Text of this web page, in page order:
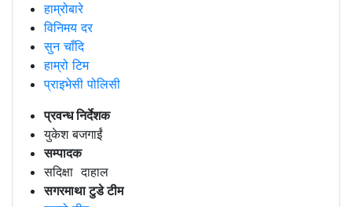
हाम्रोबारे
विनिमय दर
सुन चाँदि
हाम्रो टिम
प्राइभेसी पोलिसी
प्रवन्ध निर्देशक
युकेश बजगाईं
सम्पादक
सदिक्षा दाहाल
सगरमाथा टुडे टीम